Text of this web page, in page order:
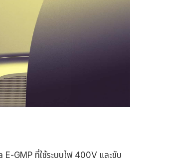
GMP ที่ใช้ระบบไฟ 400V และขับ